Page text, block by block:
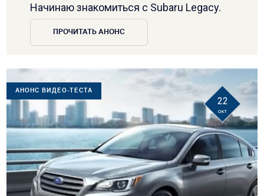
Начинаю знакомиться с Subaru Legacy.
ПРОЧИТАТЬ АНОНС
АНОНС ВИДЕО-ТЕСТА
22
окт